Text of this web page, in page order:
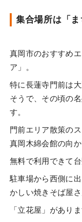
集合場所は「ま
真岡市のおすすめ
ア」。
特に長蓮寺門前は
そうで、その頃の
す。
門前エリア散策の
真岡木綿会館の向
無料で利用できて
駐車場から西側に
かしい焼きそば屋
「立花屋」がありま